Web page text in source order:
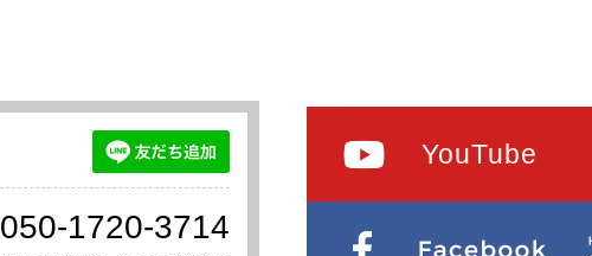
050-1720-3714
YouTube